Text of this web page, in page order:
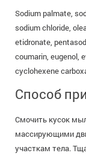
Sodium palmate,
sodium chloride,
etidronate,
coumarin, eugenol,
cyclohexene
Способ
Смочить кусок
массирующими
участкам тела.